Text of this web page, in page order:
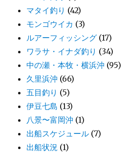
マタイ釣り (42)
モンゴウイカ (3)
ルアーフィッシング (17)
ワラサ・イナダ釣り (34)
中の瀬・本牧・横浜沖 (95)
久里浜沖 (66)
五目釣り (5)
伊豆七島 (13)
八景〜富岡沖 (1)
出船スケジュール (7)
出船状況 (1)